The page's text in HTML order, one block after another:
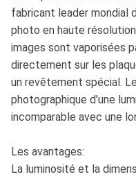
fabricant leader mondial
photo en haute
images sont vaporisées
directement sur les
un revêtement spécial.
photographique d’une
incomparable avec une
Les avantages:
La luminosité et la